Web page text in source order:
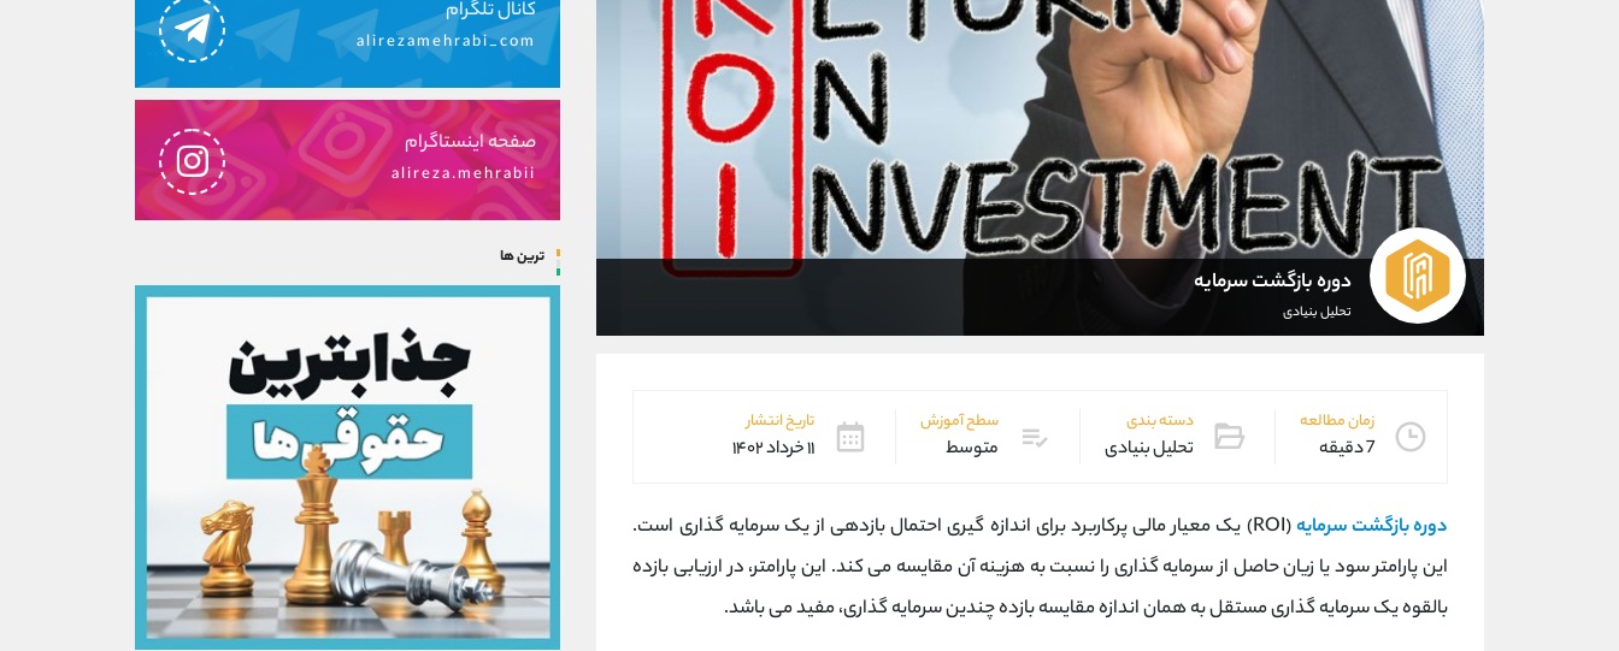
دوره بازگشت سرمایه
تحلیل بنیادی
زمان مطالعه
7 دقیقه
دسته بندی
تحلیل بنیادی
سطح آموزش
متوسط
تاریخ انتشار
۱۱ خرداد ۱۴۰۲
دوره بازگشت سرمایه
(ROI) یک معیار مالی پرکاربرد برای اندازه گیری احتمال بازدهی از یک سرمایه گذاری است.
این پارامتر سود یا زیان حاصل از سرمایه گذاری را نسبت به هزینه آن مقایسه می کند. این پارامتر، در ارزیابی بازده
بالقوه یک سرمایه گذاری مستقل به همان اندازه مقایسه بازده چندین سرمایه گذاری، مفید می باشد.
کانال تلگرام
alirezamehrabi_com
صفحه اینستاگرام
alireza.mehrabii
ترین ها